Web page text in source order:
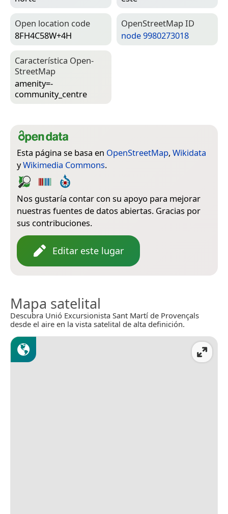
Open location code
8FH4C58W+4H
Open­Street­Map ID
node 9980273018
Característica Open­
Street­Map
amenity=­
community_centre
Esta página se basa en OpenStreetMap, Wikidata
yWikimedia Commons.
Nos gustaría contar con su apoyo para mejorar
nuestras fuentes de datos abiertas. Gracias por
sus contribuciones.
Editar este lugar
Mapa satelital
Descubra Unió Excursionista Sant Martí de Provençals
desde el aire en la vista satelital de alta definición.